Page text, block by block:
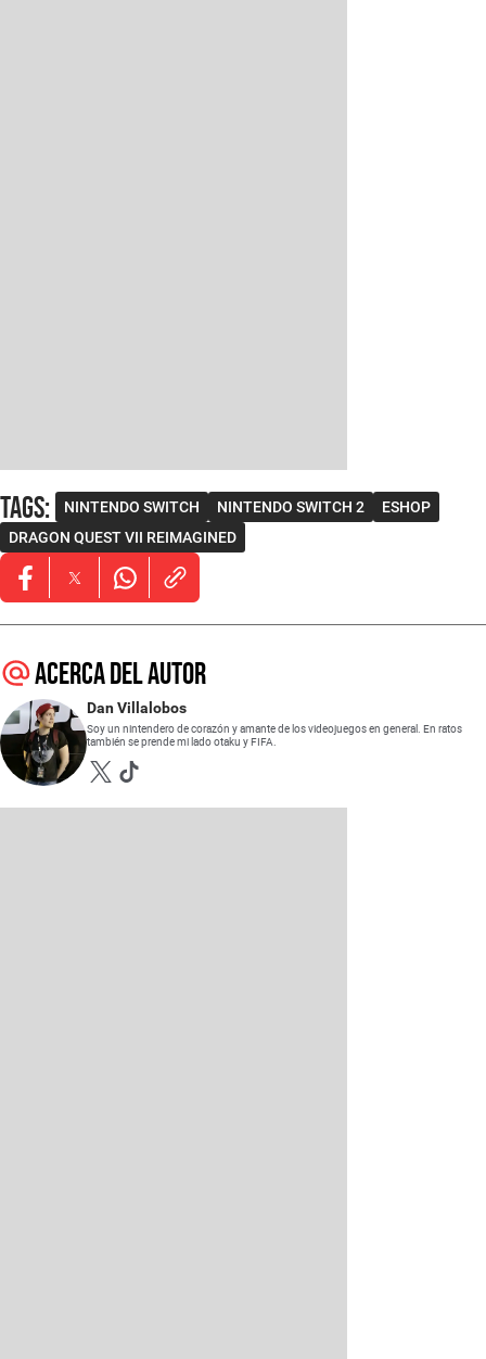
Tags: NINTENDO SWITCH NINTENDO SWITCH 2
ESHOP
DRAGON QUEST VII REIMAGINED
Opens in new window
Opens in new window
Opens in new window
Acerca del autor
Dan Villalobos
Soy un nintendero de corazón y amante de los videojuegos en general. En ratos
también se prende mi lado otaku y FIFA.
Opens in new window
Opens in new window